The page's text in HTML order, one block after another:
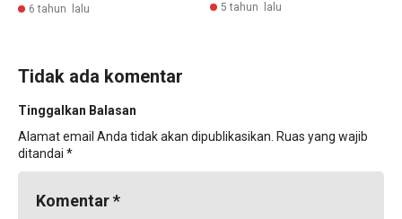
6 tahun lalu 5 tahun lalu
Tidak ada komentar
Tinggalkan Balasan
Alamat email Anda tidak akan dipublikasikan. Ruas yang wajib
ditandai *
Komentar*